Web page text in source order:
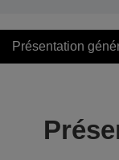
Présentation